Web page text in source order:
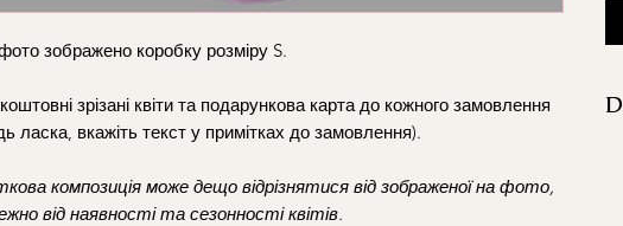
зображено коробку розміру S.
зрізані квіти та подарункова карта до кожного замовлення
ласка, вкажіть текст у примітках до замовлення).
композиція може дещо відрізнятися від зображеної на фото,
від наявності та сезонності квітів.